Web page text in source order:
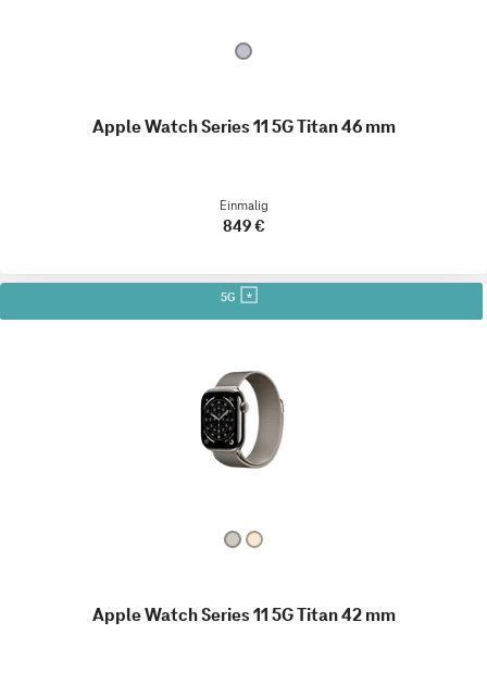
Apple Watch Series 11 5G Titan 46 mm
Einmalig
849 €
5G
Apple Watch Series 11 5G Titan 42 mm